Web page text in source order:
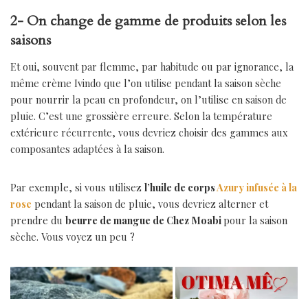
2- On change de gamme de produits selon les
saisons
Et oui, souvent par flemme, par habitude ou par ignorance, la
même crème Ivindo que l’on utilise pendant la saison sèche
pour nourrir la peau en profondeur, on l’utilise en saison de
pluie. C’est une grossière erreure. Selon la température
extérieure récurrente, vous devriez choisir des gammes aux
composantes adaptées à la saison.
Par exemple, si vous utilisez l’huile de corpsAzury infusée à la
rose pendant la saison de pluie, vous devriez alterner et
prendre du beurre de mangue de Chez Moabipour la saison
sèche. Vous voyez un peu ?